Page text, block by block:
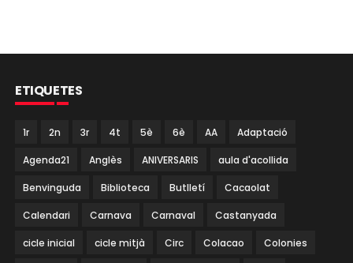
ETIQUETES
1r 2n 3r 4t 5è 6è AA Adaptació
Agenda21 Anglès ANIVERSARIS aula d'acollida
Benvinguda Biblioteca Butlletí Cacaolat
Calendari Carnava Carnaval Castanyada
cicle inicial cicle mitjà Circ Colacao Colonies